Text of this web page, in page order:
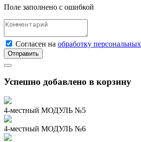
Поле заполнено с ошибкой
Согласен на обработку
Отправить
Успешно добавлено в корзину
4-местный МОДУЛЬ №5
4-местный МОДУЛЬ №6